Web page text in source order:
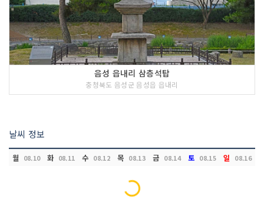
음성 읍내리 삼층석탑
충청북도 음성군 음성읍 읍내리
날씨 정보
월 08.10 화 08.11 수 08.12 목 08.13 금 08.14 토 08.15 일 08.16
Loading...